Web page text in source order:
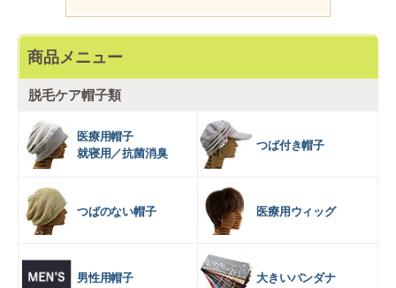
商品メニュー
脱毛ケア帽子類
医療用帽子
就寝用／抗菌消臭
つば付き帽子
つばのない帽子 医療用ウィッグ
男性用帽子 大きいバンダナ